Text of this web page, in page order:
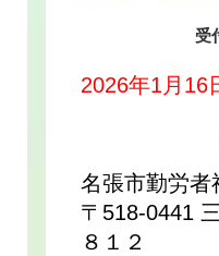
受
2026年1月16
名張市勤労者
〒518-0441
８１２